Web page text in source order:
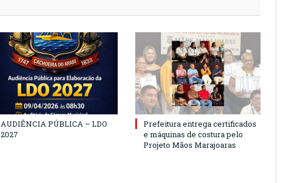
AUDIÊNCIA PÚBLICA – LDO
2027
Prefeitura entrega certificados
e máquinas de costura pelo
Projeto Mãos Marajoaras